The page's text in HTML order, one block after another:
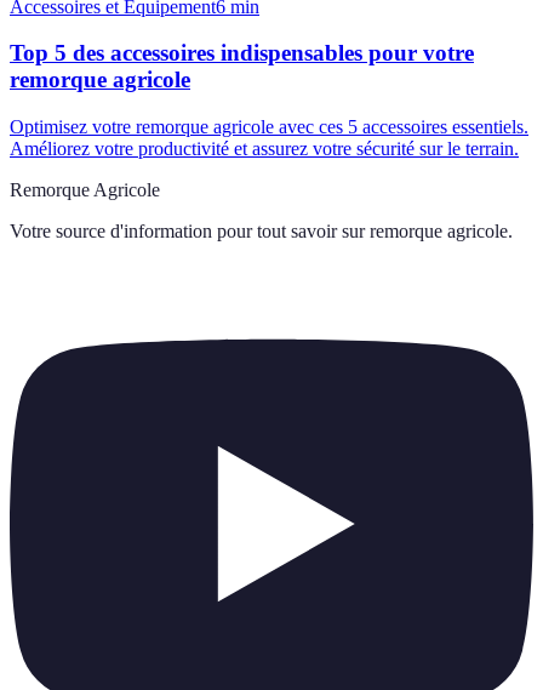
Accessoires et Équipement6 min
Top 5 des accessoires indispensables pour votre
remorque agricole
Optimisez votre remorque agricole avec ces 5 accessoires essentiels.
Améliorez votre productivité et assurez votre sécurité sur le terrain.
Remorque Agricole
Votre source d'information pour tout savoir sur remorque agricole.